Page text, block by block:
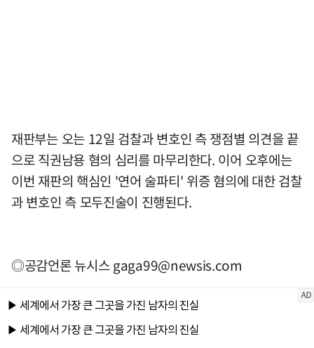
재판부는 오는 12일 검찰과 변호인 측 쟁점별 의견을 끝
으로 직권남용 혐의 심리를 마무리한다. 이어 오후에는
이번 재판의 핵심인 '연어 술파티' 위증 혐의에 대한 검찰
과 변호인 측 모두진술이 진행된다.
◎공감언론 뉴시스gaga99@newsis.com